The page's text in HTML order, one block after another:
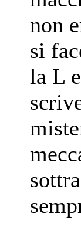
non
si
la L